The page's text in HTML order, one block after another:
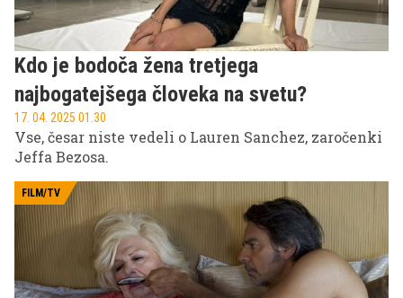
Kdo je bodoča žena tretjega
najbogatejšega človeka na svetu?
17. 04. 2025 01.30
Vse, česar niste vedeli o Lauren Sanchez, zaročenki
Jeffa Bezosa.
FILM/TV